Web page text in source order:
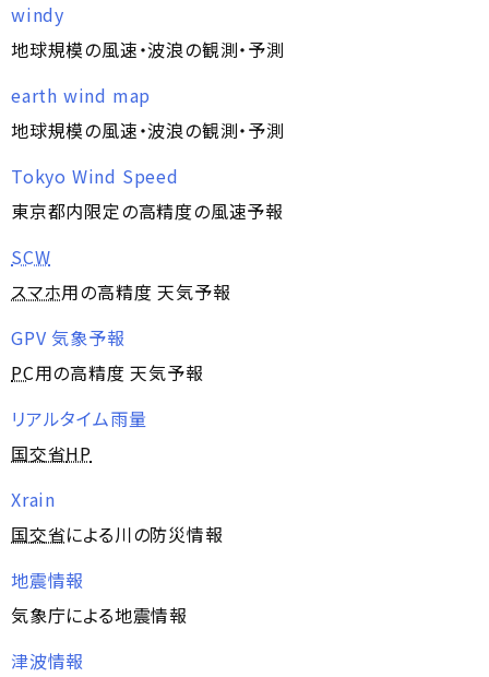
windy
地球規模の風速・波浪の観測・予測
earth wind map
地球規模の風速・波浪の観測・予測
Tokyo Wind Speed
東京都内限定の高精度の風速予報
SCW
スマホ用の高精度 天気予報
GPV 気象予報
PC用の高精度 天気予報
リアルタイム雨量
国交省HP
Xrain
国交省による川の防災情報
地震情報
気象庁による地震情報
津波情報